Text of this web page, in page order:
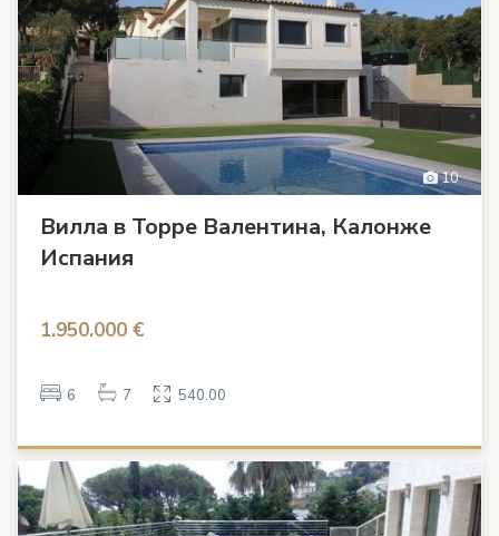
10
Вилла в Торре Валентина, Калонже
Испания
1.950.000 €
6 7 540.00